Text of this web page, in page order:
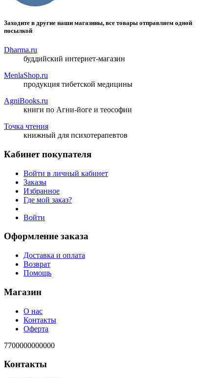
Заходите в другие наши магазины, все товары отправляем одной
посылкой
Dharma.ru
буддийский интернет-магазин
MenlaShop.ru
продукция тибетской медицины
AgniBooks.ru
книги по Агни-йоге и теософии
Точка чтения
книжный для психотерапевтов
Кабинет покупателя
Войти в личный кабинет
Заказы
Избранное
Где мой заказ?
Войти
Оформление заказа
Доставка и оплата
Возврат
Помощь
Магазин
О нас
Контакты
Оферта
7700000000000
Контакты